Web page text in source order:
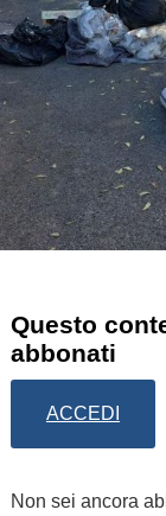
Questo
abbonati
ACCEDI
Non sei ancora